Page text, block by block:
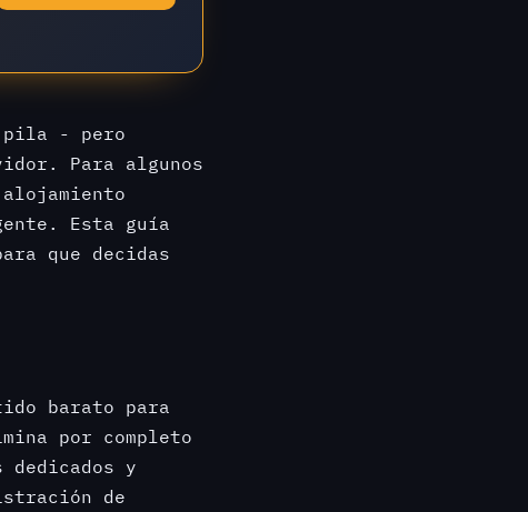
- pero
Para algunos
Esta guía
que decidas
barato para
por completo
y
de